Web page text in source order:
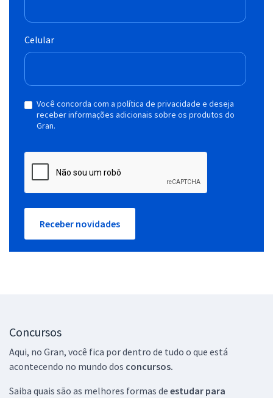
Celular
Você concorda com a política de privacidade e deseja
receber informações adicionais sobre os produtos do
Gran.
Receber novidades
Concursos
Aqui, no Gran, você fica por dentro de tudo o que está
acontecendo no mundo dos concursos.
Saiba quais são as melhores formas de estudar para